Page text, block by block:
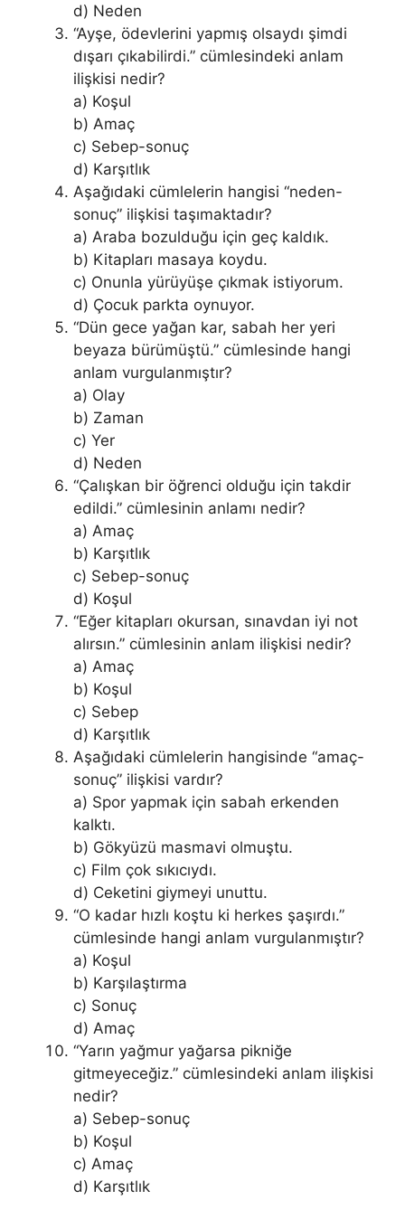
d) Neden
“Ayşe, ödevlerini yapmış olsaydı şimdi
dışarı çıkabilirdi.” cümlesindeki anlam
ilişkisi nedir?
a) Koşul
b) Amaç
c) Sebep-sonuç
d) Karşıtlık
Aşağıdaki cümlelerin hangisi “neden-
sonuç” ilişkisi taşımaktadır?
a) Araba bozulduğu için geç kaldık.
b) Kitapları masaya koydu.
c) Onunla yürüyüşe çıkmak istiyorum.
d) Çocuk parkta oynuyor.
“Dün gece yağan kar, sabah her yeri
beyaza bürümüştü.” cümlesinde hangi
anlam vurgulanmıştır?
a) Olay
b) Zaman
c) Yer
d) Neden
“Çalışkan bir öğrenci olduğu için takdir
edildi.” cümlesinin anlamı nedir?
a) Amaç
b) Karşıtlık
c) Sebep-sonuç
d) Koşul
“Eğer kitapları okursan, sınavdan iyi not
alırsın.” cümlesinin anlam ilişkisi nedir?
a) Amaç
b) Koşul
c) Sebep
d) Karşıtlık
Aşağıdaki cümlelerin hangisinde “amaç-
sonuç” ilişkisi vardır?
a) Spor yapmak için sabah erkenden
kalktı.
b) Gökyüzü masmavi olmuştu.
c) Film çok sıkıcıydı.
d) Ceketini giymeyi unuttu.
“O kadar hızlı koştu ki herkes şaşırdı.”
cümlesinde hangi anlam vurgulanmıştır?
a) Koşul
b) Karşılaştırma
c) Sonuç
d) Amaç
“Yarın yağmur yağarsa pikniğe
gitmeyeceğiz.” cümlesindeki anlam ilişkisi
nedir?
a) Sebep-sonuç
b) Koşul
c) Amaç
d) Karşıtlık